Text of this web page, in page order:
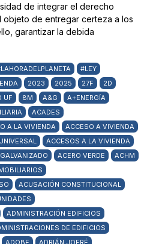
de integrar el derecho
objeto de entregar certeza a los
garantizar la debida
#LEY
2023 2025 27F
2D
UF 8M A&G
A+ENERGÍA
ACADES
A LA VIVIENDA
ACCESO A VIVIENDA
ACCESOS A LA VIVIENDA
ACERO VERDE
ACHM
ACUSACIÓN CONSTITUCIONAL
ADMINISTRACIÓN EDIFICIOS
DE EDIFICIOS